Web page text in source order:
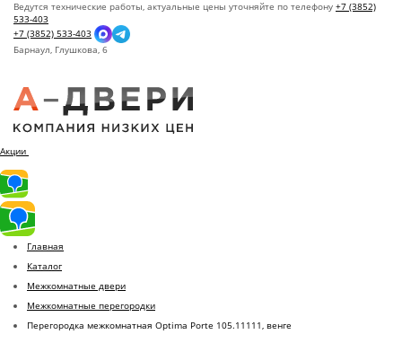
Ведутся технические работы, актуальные цены уточняйте по телефону +7 (3852)
533-403
+7 (3852) 533-403
Барнаул, Глушкова, 6
Акции
Главная
Каталог
Межкомнатные двери
Межкомнатные перегородки
Перегородка межкомнатная Optima Porte 105.11111, венге